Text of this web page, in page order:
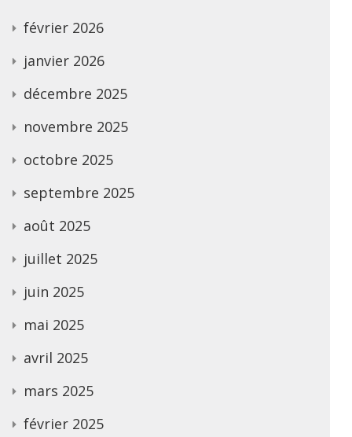
février 2026
janvier 2026
décembre 2025
novembre 2025
octobre 2025
septembre 2025
août 2025
juillet 2025
juin 2025
mai 2025
avril 2025
mars 2025
février 2025